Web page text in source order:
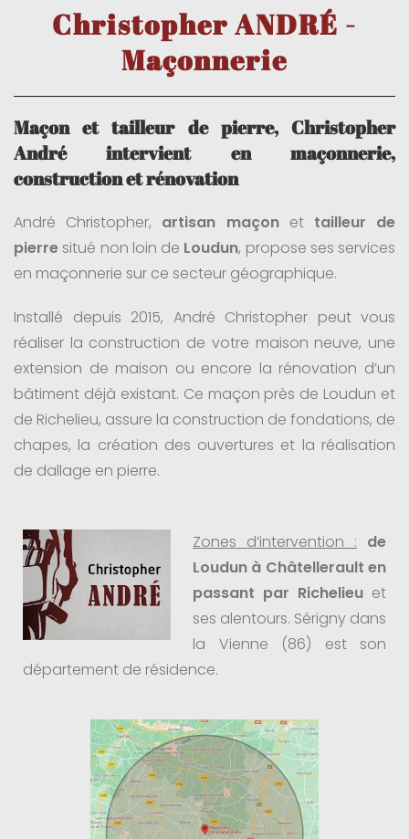
Christopher ANDRÉ -
Maçonnerie
Maçon et tailleur de pierre, Christopher
André intervient en maçonnerie,
construction et rénovation
André Christopher, artisan maçonet tailleur de
pierre situé non loin de Loudun, propose ses services
en maçonnerie sur ce secteur géographique.
Installé depuis 2015, André Christopher peut vous
réaliser la construction de votre maison neuve, une
extension de maison ou encore la rénovation d’un
bâtiment déjà existant. Ce maçon près de Loudun et
de Richelieu, assure la construction de fondations, de
chapes, la création des ouvertures et la réalisation
de dallage en pierre.
Zones d’intervention : de
Loudun à Châtellerault en
passant par Richelieu et
ses alentours. Sérigny dans
la Vienne (86) est son
département de résidence.